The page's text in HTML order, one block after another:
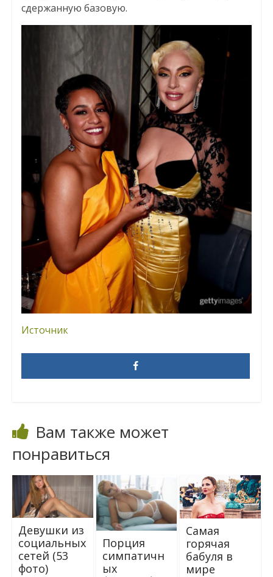
сдержанную базовую.
Источник
Вам также может
понравиться
Девушки из
социальных
сетей (53
фото)
Порция
симпатичн
ых
Самая
горячая
бабуля в
мире